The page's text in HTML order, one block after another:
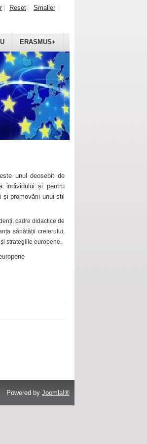
ERASMUS+
Reset Smaller
unul deosebit de
individului și pentru
promovării unui stil
cadre didactice de
sănătății creierului,
strategiile europene.
Powered by Joomla!®